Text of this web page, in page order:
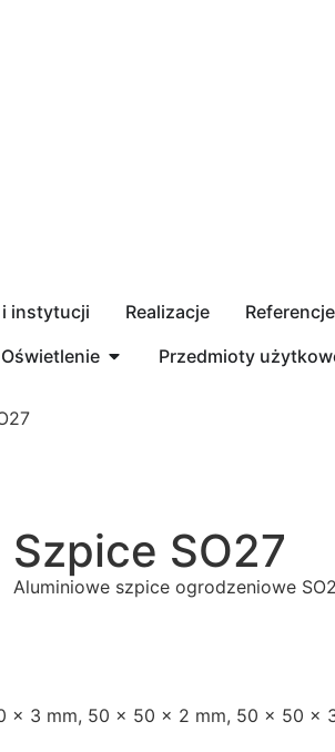
i instytucji Realizacje
Referencje
Oświetlenie Przedmioty
Szpice SO27
Aluminiowe szpice ogrodzeniowe
x 3 mm, 50 x 50 x 2 mm, 50 x 50 x